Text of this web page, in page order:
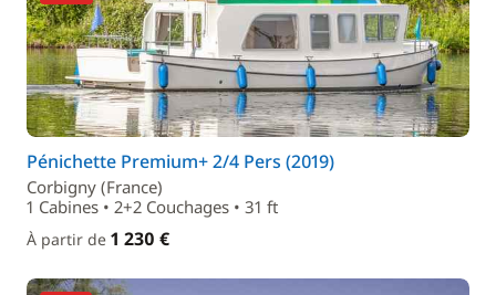
Pénichette Premium+ 2/4 Pers (2019)
Corbigny (France)
1 Cabines • 2+2 Couchages • 31 ft
À partir de 1 230 €